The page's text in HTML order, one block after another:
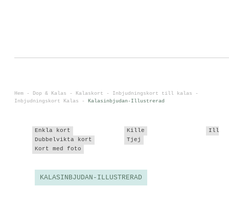
Hem - Dop & Kalas - Kalaskort - Inbjudningskort till kalas
-
Inbjudningskort Kalas
- Kalasinbjudan-Illustrerad
Enkla kort
Dubbelvikta kort
Kort med foto
Kille
Tjej
KALASINBJUDAN-ILLUSTRERAD